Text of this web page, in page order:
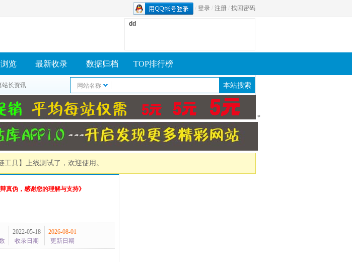
/ 登录 / 注册 / 找回密码
dd
览 最新收录 数据归档 TOP排行榜
站长资讯 网站名称
*
工具】 上线测试了，欢迎使用。
真伪，感谢您的理解与支持》
2022-05-18
收录日期
2026-08-01
更新日期